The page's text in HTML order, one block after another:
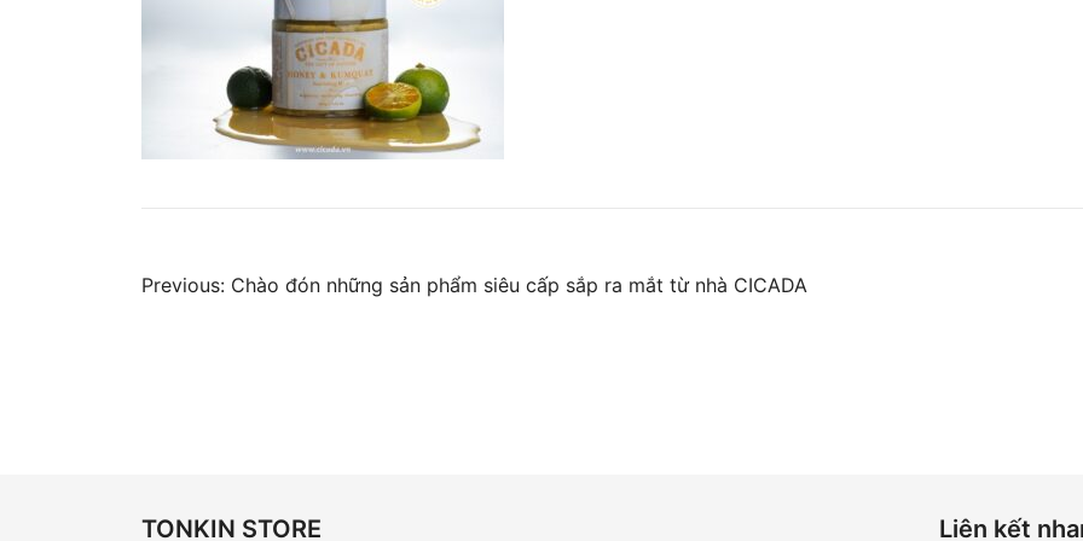
Điều
viết
Previous: Chào đón những sản phẩm siêu cấp sắp ra mắt từ nhà CICADA
TONKIN STORE Liên kết